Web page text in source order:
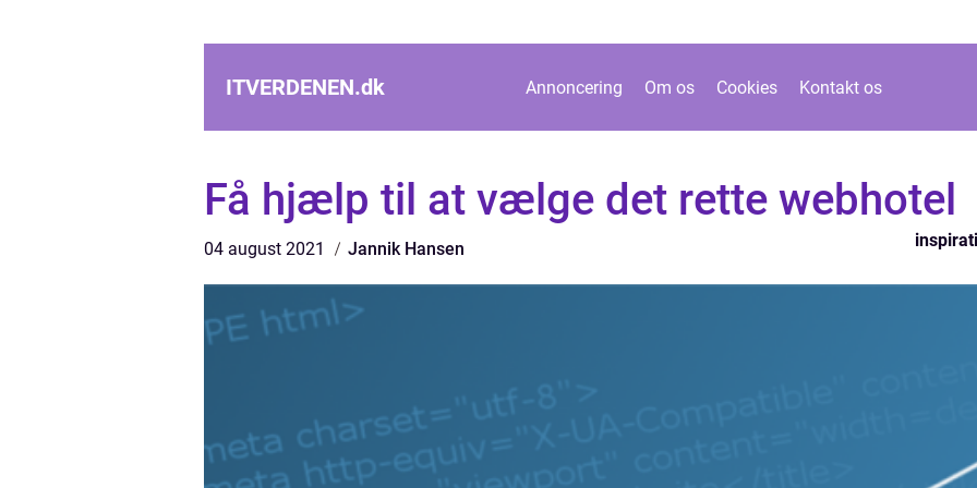
ITVERDENEN.dk Annoncering Om os Cookies Kontakt os
Få hjælp til at vælge det rette webhotel
04 august 2021 Jannik Hansen